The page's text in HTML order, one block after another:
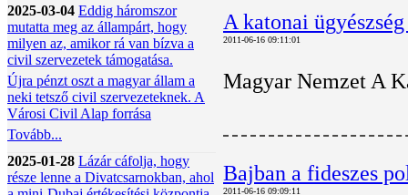
2025-03-04 Eddig háromszor
mutatta meg az állampárt, hogy
milyen az, amikor rá van bízva a
civil szervezetek támogatása.
Újra pénzt oszt a magyar állam a
neki tetsző civil szervezeteknek. A
Városi Civil Alap forrása
Tovább...
2025-01-28 Lázár cáfolja, hogy
része lenne a Divatcsarnokban, ahol
A katonai
2011-06-16 09:11:01
Magyar Nemzet A
Bajban a fideszes
2011-06-16 09:09:11